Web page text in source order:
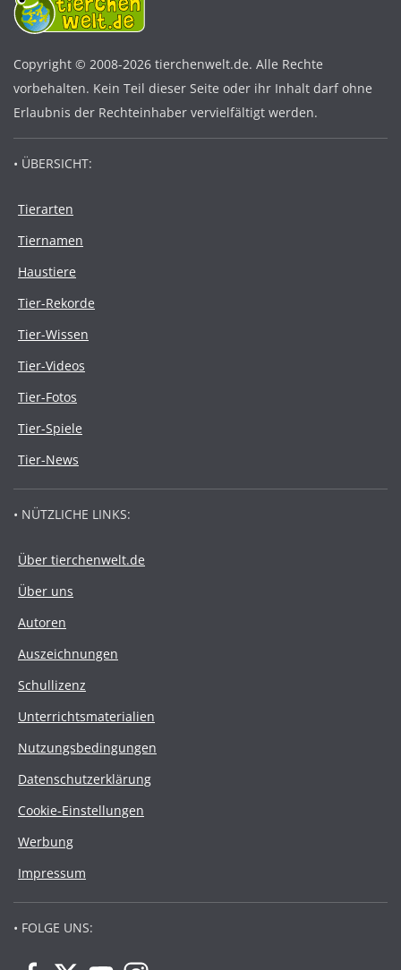
Copyright © 2008-2026 tierchenwelt.de. Alle Rechte
vorbehalten. Kein Teil dieser Seite oder ihr Inhalt darf ohne
Erlaubnis der Rechteinhaber vervielfältigt werden.
• ÜBERSICHT:
Tierarten
Tiernamen
Haustiere
Tier-Rekorde
Tier-Wissen
Tier-Videos
Tier-Fotos
Tier-Spiele
Tier-News
• NÜTZLICHE LINKS:
Über tierchenwelt.de
Über uns
Autoren
Auszeichnungen
Schullizenz
Unterrichtsmaterialien
Nutzungsbedingungen
Datenschutzerklärung
Cookie-Einstellungen
Werbung
Impressum
• FOLGE UNS: